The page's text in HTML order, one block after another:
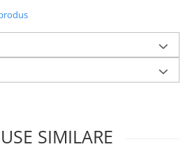
SIMILARE